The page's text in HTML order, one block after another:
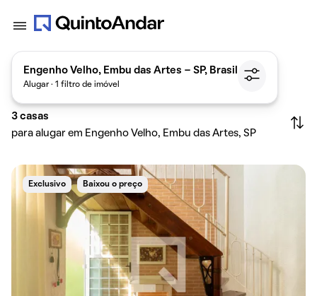
Engenho Velho, Embu das Artes - SP, Brasil
Alugar · 1 filtro de imóvel
3 casas
para alugar em Engenho Velho, Embu das Artes, SP
Exclusivo Baixou o preço